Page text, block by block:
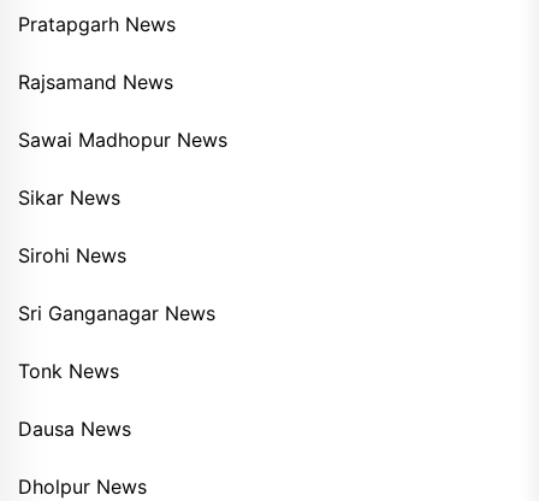
Pratapgarh News
Rajsamand News
Sawai Madhopur News
Sikar News
Sirohi News
Sri Ganganagar News
Tonk News
Dausa News
Dholpur News